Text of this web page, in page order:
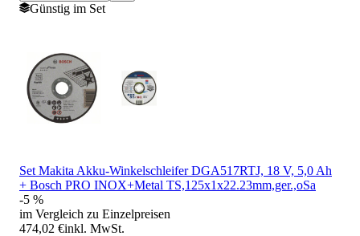
Günstig im Set
Set Makita Akku-Winkelschleifer DGA517RTJ, 18 V, 5,0 Ah
+ Bosch PRO INOX+Metal TS,125x1x22.23mm,ger.,oSa
-5 %
im Vergleich zu Einzelpreisen
474,02 €inkl. MwSt.